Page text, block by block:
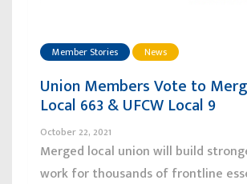
Member Stories News
Union Members Vote to
Local 663 & UFCW Local 9
October 22, 2021
Merged local union will build
work for thousands of frontline